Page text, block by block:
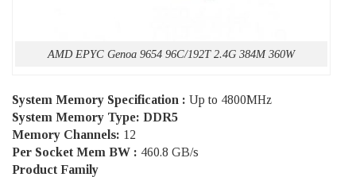
AMD EPYC Genoa 9654 96C/192T 2.4G 384M 360W
System Memory Specification : Up to 4800MHz
System Memory Type: DDR5
Memory Channels: 12
Per Socket Mem BW : 460.8 GB/s
Product Family